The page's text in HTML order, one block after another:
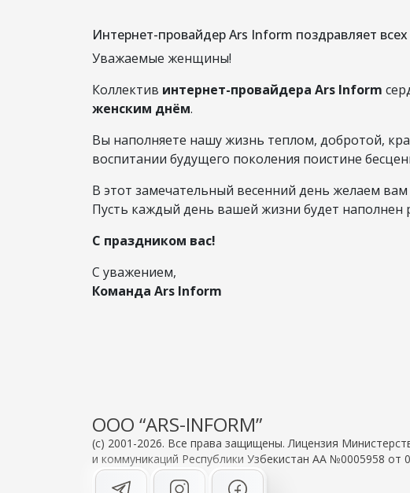
Интернет-провайдер Ars Inform поздравляет
Уважаемые женщины!
Коллектив интернет-провайдера Ars Inform
женским днём.
Вы наполняете нашу жизнь теплом, добротой,
воспитании будущего поколения поистине
В этот замечательный весенний день желаем вам
Пусть каждый день вашей жизни будет наполнен
С праздником вас!
С уважением,
Команда Ars Inform
OOO “ARS-INFORM”
(c) 2001-2026. Все права защищены. Лицензия
и коммуникаций Республики Узбекистан АА №0005958 от